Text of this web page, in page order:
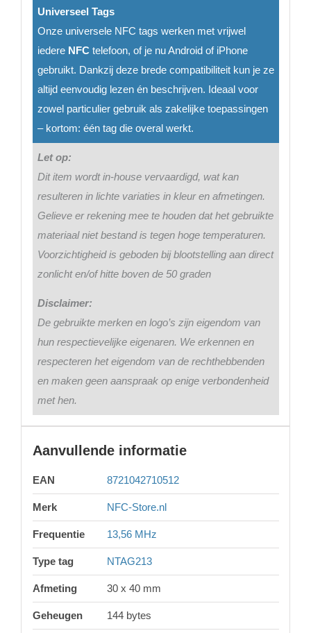
Universeel Tags
Onze universele NFC tags werken met vrijwel
iedere NFCtelefoon, of je nu Android of iPhone
gebruikt. Dankzij deze brede compatibiliteit kun je ze
altijd eenvoudig lezen én beschrijven. Ideaal voor
zowel particulier gebruik als zakelijke toepassingen
– kortom: één tag die overal werkt.
Let op:
Dit item wordt in-house vervaardigd, wat kan
resulteren in lichte variaties in kleur en afmetingen.
Gelieve er rekening mee te houden dat het gebruikte
materiaal niet bestand is tegen hoge temperaturen.
Voorzichtigheid is geboden bij blootstelling aan direct
zonlicht en/of hitte boven de 50 graden
Disclaimer:
De gebruikte merken en logo’s zijn eigendom van
hun respectievelijke eigenaren. We erkennen en
respecteren het eigendom van de rechthebbenden
en maken geen aanspraak op enige verbondenheid
met hen.
Aanvullende informatie
EAN 8721042710512
Merk NFC-Store.nl
Frequentie 13,56 MHz
Type tag NTAG213
Afmeting 30 x 40 mm
Geheugen 144 bytes